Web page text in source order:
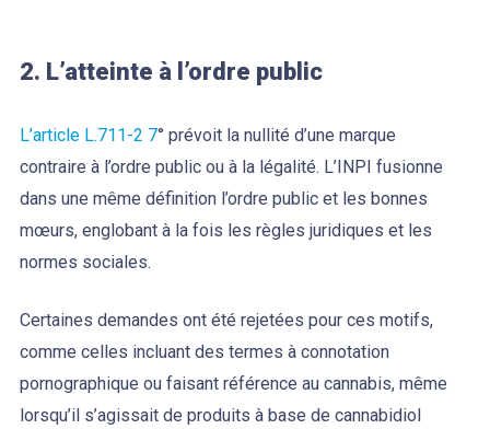
2. L’atteinte à l’ordre public
L’article L.711-2 7° prévoit la nullité d’une marque
contraire à l’ordre public ou à la légalité. L’INPI fusionne
dans une même définition l’ordre public et les bonnes
mœurs, englobant à la fois les règles juridiques et les
normes sociales.
Certaines demandes ont été rejetées pour ces motifs,
comme celles incluant des termes à connotation
pornographique ou faisant référence au cannabis, même
lorsqu’il s’agissait de produits à base de cannabidiol